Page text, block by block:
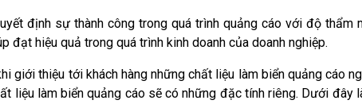
định sự thành công trong quá trình quảng cáo với độ thẩm
hiệu quả trong quá trình kinh doanh của doanh nghiệp.
giới thiệu tới khách hàng những chất liệu làm biển quảng cáo
liệu làm biển quảng cáo sẽ có những đặc tính riêng. Dưới đây